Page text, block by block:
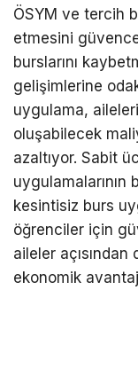
ÖSYM ve tercih
etmesini
burslarını
gelişimlerine
uygulama,
oluşabilecek
azaltıyor. Sabit
uygulamalarının
kesintisiz burs
öğrenciler için
aileler
ekonomik